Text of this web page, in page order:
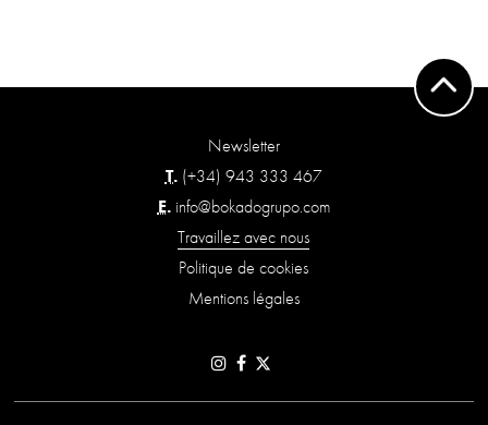
Newsletter
T. (+34) 943 333 467
E. info@bokadogrupo.com
Travaillez avec nous
Politique de cookies
Mentions légales